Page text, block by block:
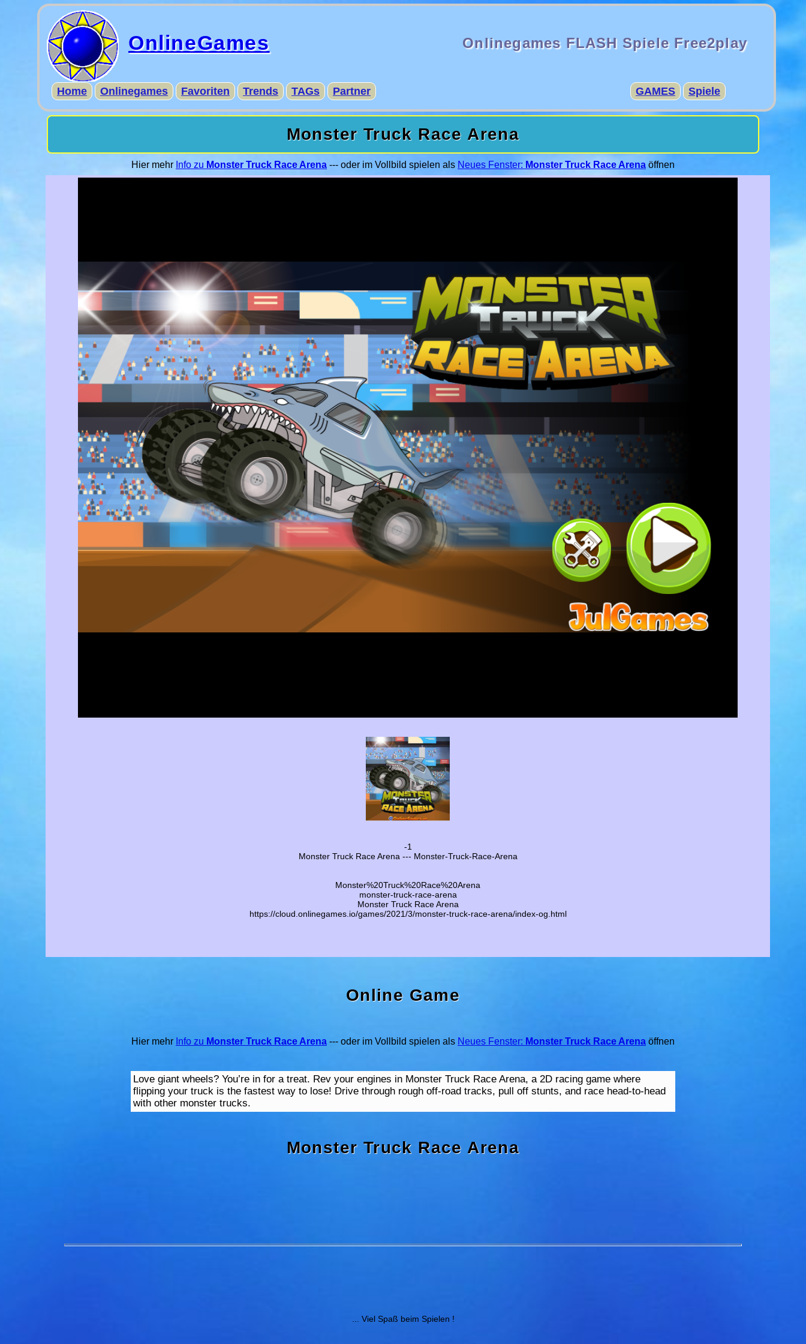
OnlineGames Onlinegames FLASH Spiele Free2play
Home Onlinegames Favoriten Trends TAGs Partner Spiele
GAMES
Monster Truck Race Arena
Hier mehr Info zu Monster Truck Race Arena --- oder im Vollbild spielen als Neues Fenster: Monster Truck Race Arena öffnen
-1
Monster Truck Race Arena --- Monster-Truck-Race-Arena
Monster%20Truck%20Race%20Arena
monster-truck-race-arena
Monster Truck Race Arena
https://cloud.onlinegames.io/games/2021/3/monster-truck-race-arena/index-og.html
Online Game
Hier mehr Info zu Monster Truck Race Arena --- oder im Vollbild spielen als Neues Fenster: Monster Truck Race Arena öffnen
Love giant wheels? You’re in for a treat. Rev your engines in Monster Truck Race Arena, a 2D racing game where
flipping your truck is the fastest way to lose! Drive through rough off-road tracks, pull off stunts, and race head-to-head
with other monster trucks.
Monster Truck Race Arena
... Viel Spaß beim Spielen !